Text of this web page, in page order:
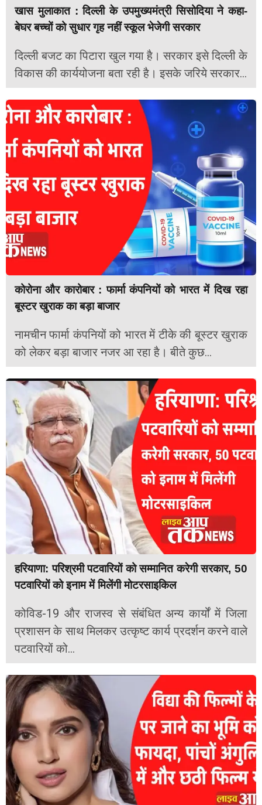
खास मुलाकात : दिल्ली के उपमुख्यमंत्री सिसोदिया ने कहा-
बेघर बच्चों को सुधार गृह नहीं स्कूल भेजेगी सरकार
दिल्ली बजट का पिटारा खुल गया है। सरकार इसे दिल्ली के
विकास की कार्ययोजना बता रही है। इसके जरिये सरकार...
कोरोना और कारोबार : फार्मा कंपनियों को भारत में दिख रहा
बूस्टर खुराक का बड़ा बाजार
नामचीन फार्मा कंपनियों को भारत में टीके की बूस्टर खुराक
को लेकर बड़ा बाजार नजर आ रहा है। बीते कुछ...
हरियाणा: परिश्रमी पटवारियों को सम्मानित करेगी सरकार, 50
पटवारियों को इनाम में मिलेंगी मोटरसाइकिल
कोविड-19 और राजस्व से संबंधित अन्य कार्यों में जिला
प्रशासन के साथ मिलकर उत्कृष्ट कार्य प्रदर्शन करने वाले
पटवारियों को...